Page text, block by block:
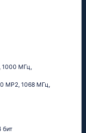
1000 МГц,
MP2, 1068 МГц,
бит